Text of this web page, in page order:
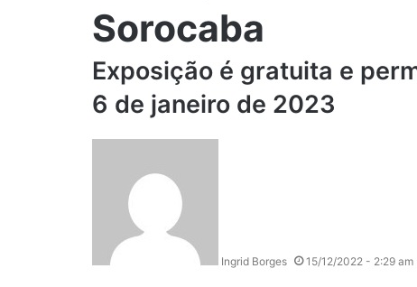
Sorocaba
Exposição é gratuita e
6 de janeiro de 2023
Ingrid Borges 15/12/2022 - 2:29 am